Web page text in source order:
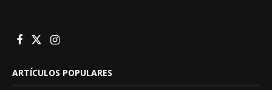
ARTÍCULOS POPULARES